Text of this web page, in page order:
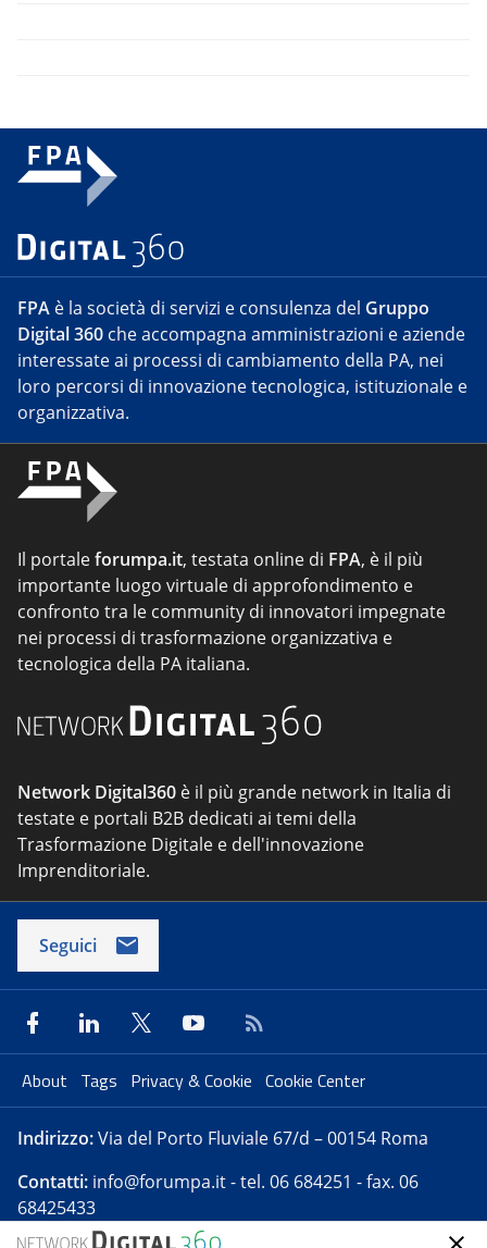
FPA è la società di servizi e consulenza del Gruppo
Digital 360 che accompagna amministrazioni e aziende
interessate ai processi di cambiamento della PA, nei
loro percorsi di innovazione tecnologica, istituzionale e
organizzativa.
Il portaleforumpa.it, testata online di FPA, è il più
importante luogo virtuale di approfondimento e
confronto tra le community di innovatori impegnate
nei processi di trasformazione organizzativa e
tecnologica della PA italiana.
Network Digital360 è il più grande network in Italia di
testate e portali B2B dedicati ai temi della
Trasformazione Digitale e dell'innovazione
Imprenditoriale.
Seguici
About Tags Privacy & Cookie Cookie Center
Indirizzo:Via del Porto Fluviale 67/d – 00154 Roma
Contatti: info@forumpa.it- tel. 06 684251 - fax. 06
68425433